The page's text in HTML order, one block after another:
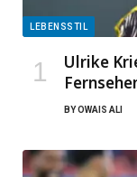
LEBENSSTIL
Ulrike
BYOWAIS ALI